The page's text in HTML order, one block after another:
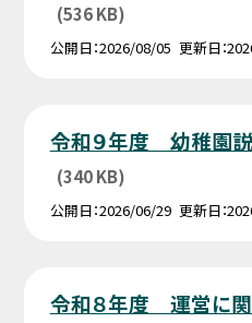
(536 KB)
公開日 2026/08/05 更新日
令和９年度 幼稚園
(340 KB)
公開日 2026/06/29 更新日
令和８年度 運営に